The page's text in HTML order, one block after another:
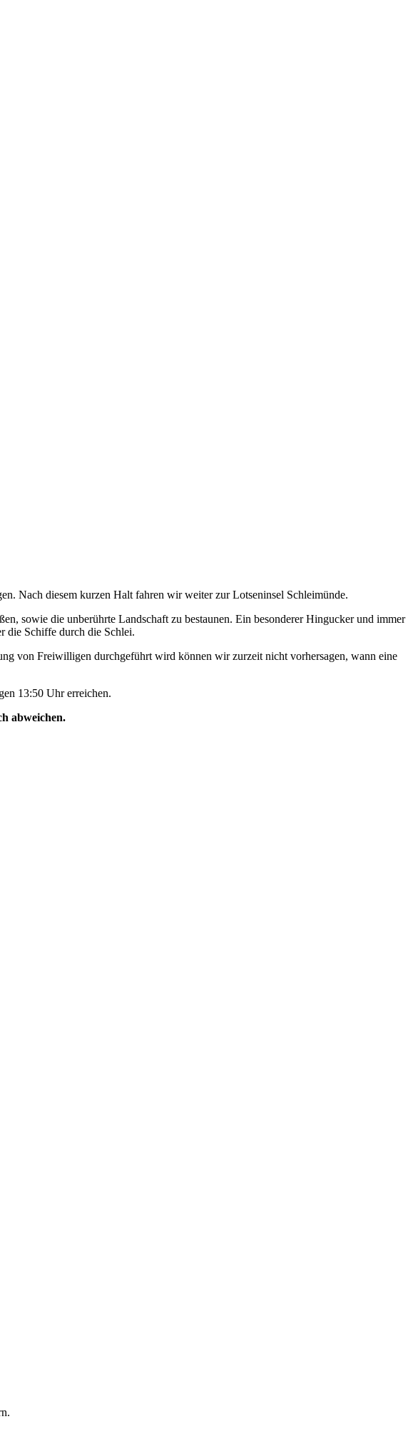
Nach diesem kurzen Halt fahren wir weiter zur Lotseninsel Schleimünde.
sowie die unberührte Landschaft zu bestaunen. Ein besonderer Hingucker und immer
die Schiffe durch die Schlei.
von Freiwilligen durchgeführt wird können wir zurzeit nicht vorhersagen, wann eine
13:50 Uhr erreichen.
abweichen.